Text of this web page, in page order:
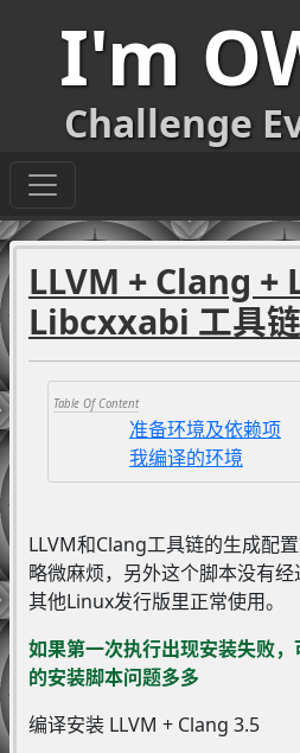
I'm
Challenge
LLVM + Clang +
Libcxxabi 工具
准备环境及依赖项
我编译的环境
LLVM和Clang工具链的生成配
略微麻烦，另外这个脚本没有
其他Linux发行版里正常使用。
如果第一次执行出现安装失败
的安装脚本问题多多
编译安装 LLVM + Clang 3.5